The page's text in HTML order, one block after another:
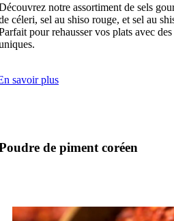
notre assortiment de sels
céleri, sel au shiso rouge, et sel au
pour rehausser vos plats avec des
savoir plus
de piment coréen